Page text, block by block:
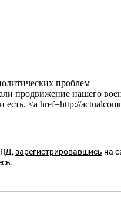
проблем
продвижение нашего
<a href=http://
зарегистрировавшись на
.